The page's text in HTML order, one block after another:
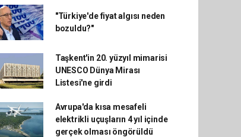
"Türkiye'de fiyat algısı neden
bozuldu?"
Taşkent'in 20. yüzyıl mimarisi
UNESCO Dünya Mirası
Listesi'ne girdi
Avrupa'da kısa mesafeli
elektrikli uçuşların 4 yıl içinde
gerçek olması öngörüldü